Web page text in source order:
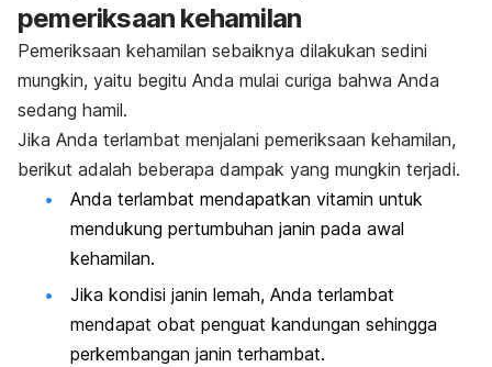
pemeriksaan kehamilan
Pemeriksaan kehamilan sebaiknya dilakukan sedini
mungkin, yaitu begitu Anda mulai curiga bahwa Anda
sedang hamil.
Jika Anda terlambat menjalani pemeriksaan kehamilan,
berikut adalah beberapa dampak yang mungkin terjadi.
Anda terlambat mendapatkan vitamin untuk
mendukung pertumbuhan janin pada awal
kehamilan.
Jika kondisi janin lemah, Anda terlambat
mendapat obat penguat kandungan sehingga
perkembangan janin terhambat.